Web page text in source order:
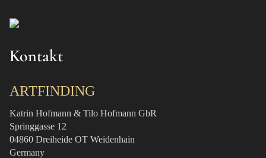
Kontakt
ARTFINDING
Katrin Hofmann & Tilo Hofmann GbR
Springgasse 12
04860 Dreiheide OT Weidenhain
Germany